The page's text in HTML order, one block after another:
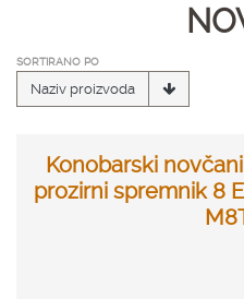
SORTIRANO PO
Naziv proizvoda
Konobarski
prozirni spremnik 8